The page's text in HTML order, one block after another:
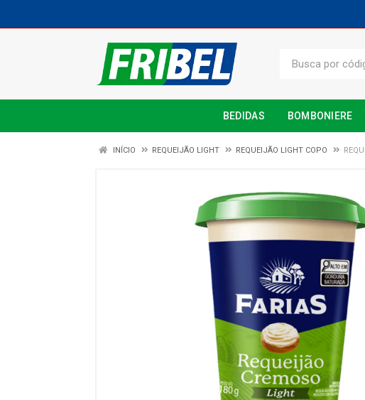
BEDIDAS BOMBONIERE
INÍCIO REQUEIJÃO LIGHT REQUEIJÃO LIGHT COPO